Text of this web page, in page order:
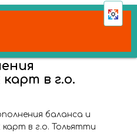
в г.о.
баланса и
в г.о. Тольятти